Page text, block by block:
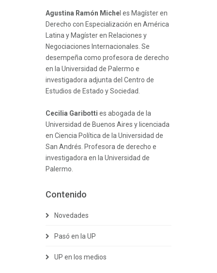
Agustina Ramón Miche l es Magíster en
Derecho con Especialización en América
Latina y Magíster en Relaciones y
Negociaciones Internacionales. Se
desempeña como profesora de derecho
en la Universidad de Palermo e
investigadora adjunta del Centro de
Estudios de Estado y Sociedad.
Cecilia Garibotti es abogada de la
Universidad de Buenos Aires y licenciada
en Ciencia Política de la Universidad de
San Andrés. Profesora de derecho e
investigadora en la Universidad de
Palermo.
Contenido
Novedades
Pasó en la UP
UP en los medios